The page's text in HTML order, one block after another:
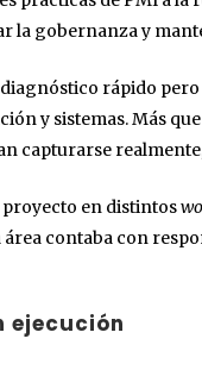
la gobernanza y
rápido
y sistemas. Más
capturarse
en distintos
contaba con
ejecución